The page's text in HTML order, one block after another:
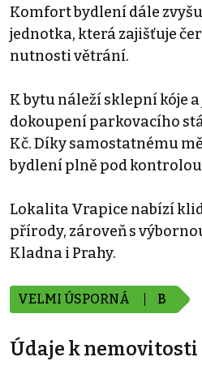
Komfort bydlení dále
jednotka, která zajišťuje
nutnosti větrání.
K bytu náleží sklepní kóje
dokoupení parkovacího
Kč. Díky samostatnému
bydlení plně pod
Lokalita Vrapice nabízí
přírody, zároveň s
Kladna i Prahy.
VELMI ÚSPORNÁ B
Údaje k nemovitosti